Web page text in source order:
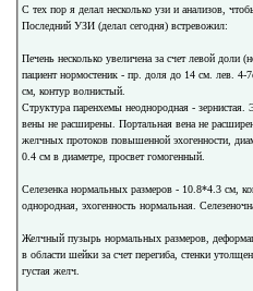
С тех пор я делал несколько узи и анализов,
Последний УЗИ (делал сегодня) встревожил:
Печень несколько увеличена за счет левой доли
пациент нормостеник - пр. доля до 14 см. лев.
см, контур волнистый.
Структура паренхемы неоднородная -
вены не расширены. Портальная вена не
желчных протоков повышенной эхогенности,
0.4 см в диаметре, просвет гомогенный.
Селезенка нормальных размеров - 10.8*4.3 см,
однородная, эхогенность нормальная.
Желчный пузырь нормальных размеров,
в области шейки за счет перегиба, стенки
густая желч.